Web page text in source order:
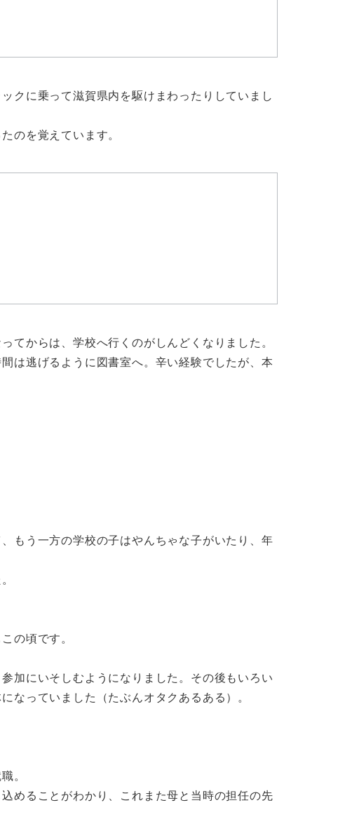
クに乗って滋賀県内を駆けまわったりしていまし
のを覚えています。
てからは、学校へ行くのがしんどくなりました。
は逃げるように図書室へ。辛い経験でしたが、本
もう一方の学校の子はやんちゃな子がいたり、年
の頃です。
加にいそしむようになりました。その後もいろい
なっていました（たぶんオタクあるある）。
。
めることがわかり、これまた母と当時の担任の先